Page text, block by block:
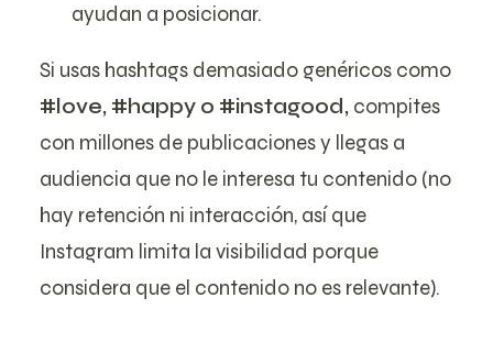
ayudan a posicionar.
Si usas hashtags demasiado genéricos como
#love, #happy o #instagood, compites
con millones de publicaciones y llegas a
audiencia que no le interesa tu contenido (no
hay retención ni interacción, así que
Instagram limita la visibilidad porque
considera que el contenido no es relevante).